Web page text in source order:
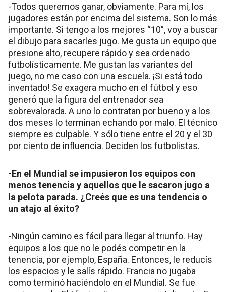
-Todos queremos ganar, obviamente. Para mí, los
jugadores están por encima del sistema. Son lo más
importante. Si tengo a los mejores “10”, voy a buscar
el dibujo para sacarles jugo. Me gusta un equipo que
presione alto, recupere rápido y sea ordenado
futbolísticamente. Me gustan las variantes del
juego, no me caso con una escuela. ¡Si está todo
inventado! Se exagera mucho en el fútbol y eso
generó que la figura del entrenador sea
sobrevalorada. A uno lo contratan por bueno y a los
dos meses lo terminan echando por malo. El técnico
siempre es culpable. Y sólo tiene entre el 20 y el 30
por ciento de influencia. Deciden los futbolistas.
-En el Mundial se impusieron los equipos con
menos tenencia y aquellos que le sacaron jugo a
la pelota parada. ¿Creés que es una tendencia o
un atajo al éxito?
-Ningún camino es fácil para llegar al triunfo. Hay
equipos a los que no le podés competir en la
tenencia, por ejemplo, España. Entonces, le reducís
los espacios y le salís rápido. Francia no jugaba
como terminó haciéndolo en el Mundial. Se fue